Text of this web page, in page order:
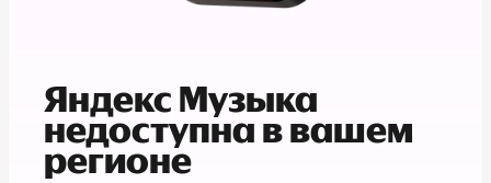
Яндекс Музыка
недоступна в вашем
регионе